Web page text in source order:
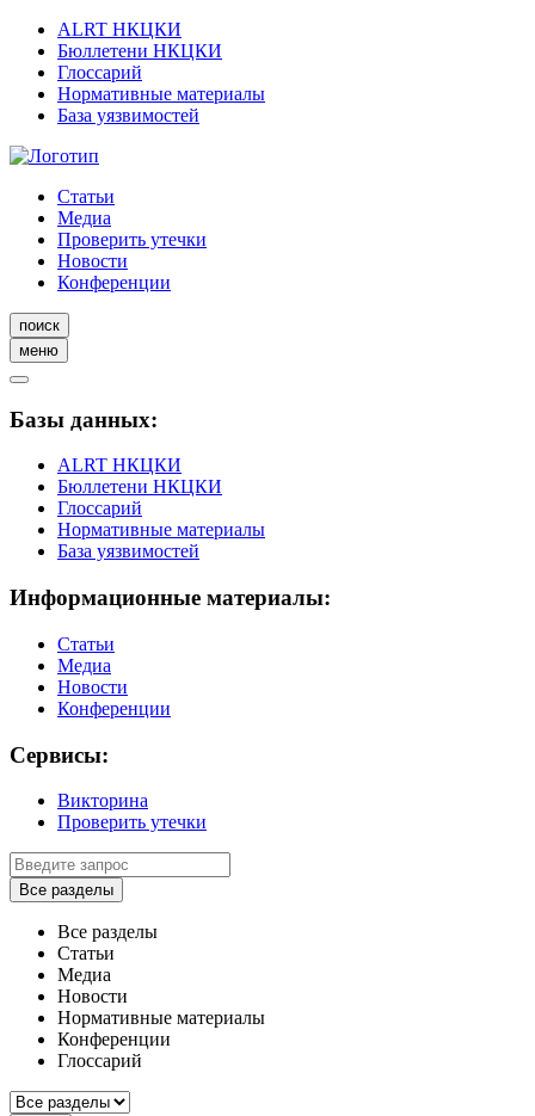
ALRT НКЦКИ
Бюллетени НКЦКИ
Глоссарий
Нормативные материалы
База уязвимостей
Статьи
Медиа
Проверить утечки
Новости
Конференции
поиск
меню
Базы данных:
ALRT НКЦКИ
Бюллетени НКЦКИ
Глоссарий
Нормативные материалы
База уязвимостей
Информационные материалы:
Статьи
Медиа
Новости
Конференции
Сервисы:
Викторина
Проверить утечки
Все разделы
Все разделы
Статьи
Медиа
Новости
Нормативные материалы
Конференции
Глоссарий